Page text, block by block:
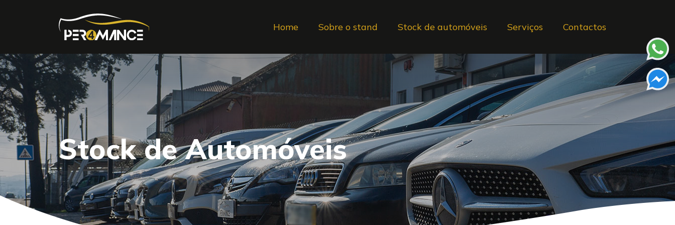
Home Sobre o stand Stock de automóveis Serviços Contactos
Stock de Automóveis